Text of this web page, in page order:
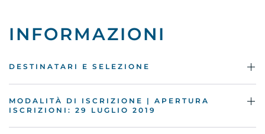
INFORMAZIONI
DESTINATARI E SELEZIONE
MODALITÀ DI ISCRIZIONE | APERTURA
ISCRIZIONI: 29 LUGLIO 2019